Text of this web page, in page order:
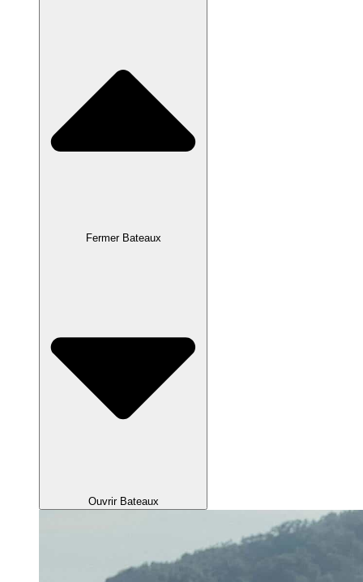
Fermer Bateaux
Ouvrir Bateaux